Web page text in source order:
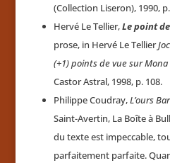
(Collection Liseron), 1990,
Hervé Le Tellier,Le point
prose, in Hervé Le Tellier
(+1) points de vue sur Mona
Castor Astral, 1998, p. 108.
Philippe Coudray,L’ours
Saint-Avertin, La Boîte à
du texte est impeccable,
parfaitement parfaite.